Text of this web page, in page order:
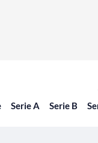
Serie A Serie B